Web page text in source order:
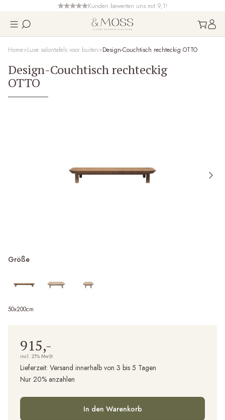
Kunden bewerten uns mit 9,1!
Home Luxe salontafels voor buiten Design-Couchtisch rechteckig OTTO
Design-Couchtisch rechteckig
OTTO
Größe
50x200cm
915,-
incl. 21% MwSt
Lieferzeit: Versand innerhalb von 3 bis 5 Tagen
Nur 20% anzahlen
In den Warenkorb